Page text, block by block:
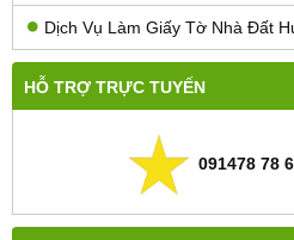
Dịch Vụ Làm Giấy Tờ Nhà Đất
HỖ TRỢ TRỰC TUYẾN
091478 78